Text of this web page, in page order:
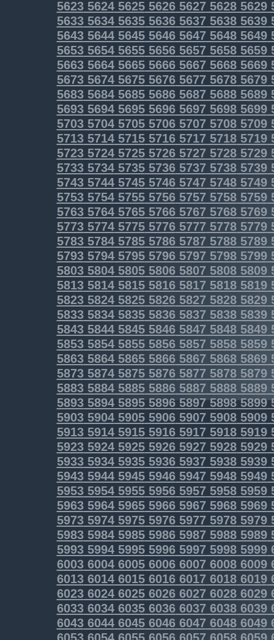
5623562456255626562756285629
5633563456355636563756385639
5643564456455646564756485649
5653565456555656565756585659
5663566456655666566756685669
5673567456755676567756785679
5683568456855686568756885689
5693569456955696569756985699
5703570457055706570757085709
5713571457155716571757185719
5723572457255726572757285729
5733573457355736573757385739
5743574457455746574757485749
5753575457555756575757585759
57635764576557665767 57685769
5773577457755776577757785779
57835784578557865787 57885789
57935794579557965797 57985799
58035804580558065807 58085809
5813581458155816581758185819
58235824582558265827 58285829
58335834583558365837 58385839
58435844584558465847 58485849
58535854585558565857 58585859
58635864586558665867 58685869
58735874587558765877 58785879
58835884588558865887 58885889
5893589458955896589758985899
5903590459055906590759085909
5913591459155916591759185919
5923592459255926592759285929
5933593459355936593759385939
5943594459455946594759485949
5953595459555956595759585959
5963596459655966596759685969
5973597459755976597759785979
5983598459855986598759885989
5993599459955996599759985999
6003600460056006600760086009
6013601460156016601760186019
6023602460256026602760286029
6033603460356036603760386039
6043604460456046604760486049